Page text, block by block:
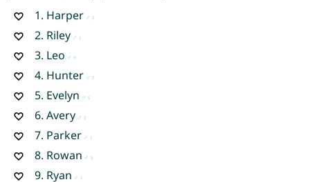
1. Harper
2. Riley
3. Leo
4. Hunter
5. Evelyn
6. Avery
7. Parker
8. Rowan
9. Ryan